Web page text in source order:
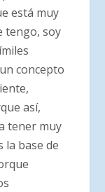
está muy
tengo, soy
concepto
así,
tener muy
la base de